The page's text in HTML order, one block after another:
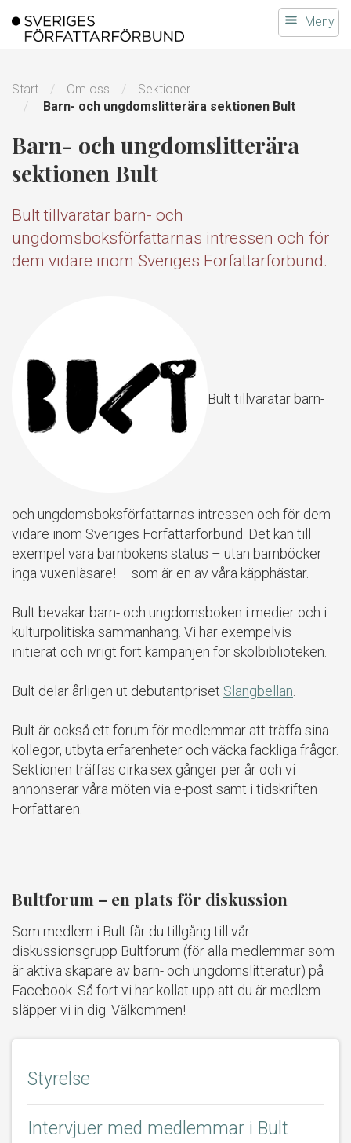
till
Meny
Start Om oss
Sektioner
Barn- och ungdomslitterära sektionen Bult
Barn- och ungdomslitterära
sektionen Bult
Bult tillvaratar barn- och
ungdomsboksförfattarnas intressen och för
dem vidare inom Sveriges Författarförbund.
Bult tillvaratar barn-
och ungdomsboksförfattarnas intressen och för dem
vidare inom Sveriges Författarförbund. Det kan till
exempel vara barnbokens status – utan barnböcker
inga vuxenläsare! – som är en av våra käpphästar.
Bult bevakar barn- och ungdomsboken i medier och i
kulturpolitiska sammanhang. Vi har exempelvis
initierat och ivrigt fört kampanjen för skolbiblioteken.
Bult delar årligen ut debutantpriset Slangbellan
Bult är också ett forum för medlemmar att träffa sina
kollegor, utbyta erfarenheter och väcka fackliga frågor.
Sektionen träffas cirka sex gånger per år och vi
annonserar våra möten via e-post samt i tidskriften
Författaren.
Bultforum – en plats för diskussion
Som medlem i Bult får du tillgång till vår
diskussionsgrupp Bultforum (för alla medlemmar som
är aktiva skapare av barn- och ungdomslitteratur) på
Facebook. Så fort vi har kollat upp att du är medlem
släpper vi in dig. Välkommen!
Styrelse
Intervjuer med medlemmar i Bult